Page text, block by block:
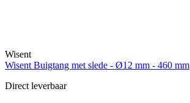
Wisent
Wisent Buigtang met slede - Ø12 mm - 460 mm
Direct leverbaar